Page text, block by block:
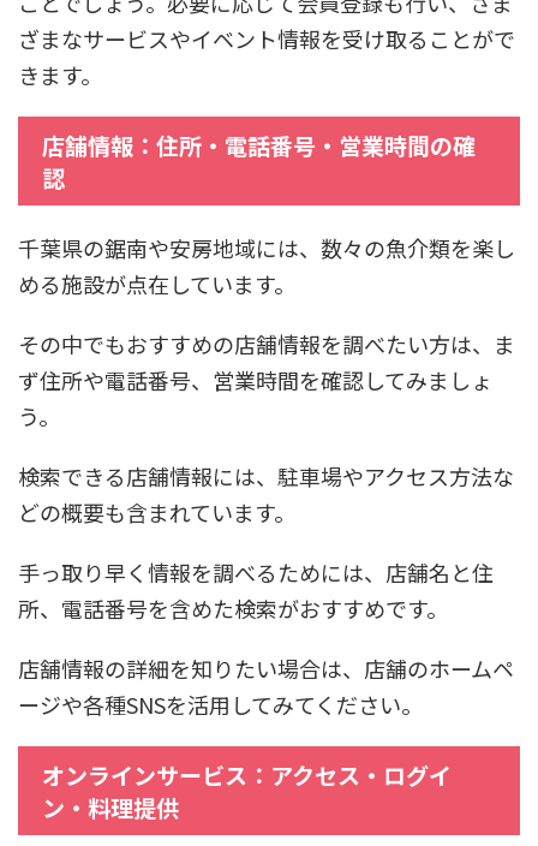
ざまなサービスやイベント情報を受け取ることがで
きます。
店舗情報：住所・電話番号・営業時間の確
認
千葉県の鋸南や安房地域には、数々の魚介類を楽し
める施設が点在しています。
その中でもおすすめの店舗情報を調べたい方は、ま
ず住所や電話番号、営業時間を確認してみましょ
う。
検索できる店舗情報には、駐車場やアクセス方法な
どの概要も含まれています。
手っ取り早く情報を調べるためには、店舗名と住
所、電話番号を含めた検索がおすすめです。
店舗情報の詳細を知りたい場合は、店舗のホームペ
ージや各種SNSを活用してみてください。
オンラインサービス：アクセス・ログイ
ン・料理提供